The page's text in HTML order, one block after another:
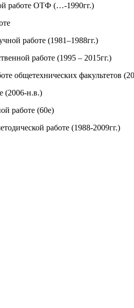
работе ОТФ (…-1990гг.)
работе (1981–1988гг.)
работе (1995 – 2015гг.)
общетехнических факультетов
(2006-н.в.)
работе (60е)
работе (1988-2009гг.)